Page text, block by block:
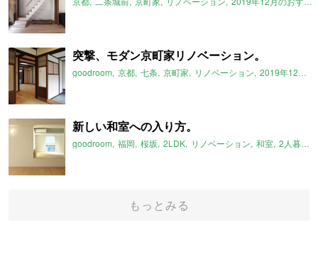
突撃、モダン京町家リノベーション。
goodroom 京都 七条 京町家 リノベーション 2019年12月のおすすめ
新しい和室への入り方。
goodroom 福岡 桜坂 2LDK リノベーション 和室 2人暮らし
もっとみる